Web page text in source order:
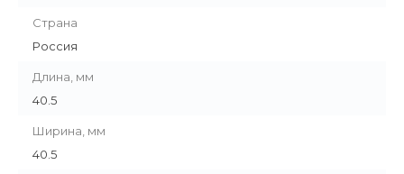
Страна
Россия
Длина, мм
40.5
Ширина, мм
40.5